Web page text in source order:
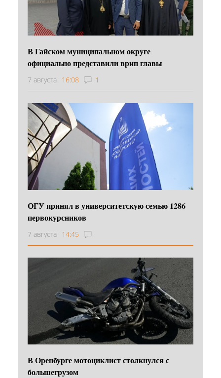
В Гайском муниципальном округе
официально представили врип главы
7 августа 16:08 1
ОГУ принял в университетскую семью 1286
первокурсников
7 августа 14:45
В Оренбурге мотоциклист столкнулся с
большегрузом